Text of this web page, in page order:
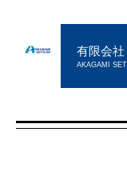
有限会
AKAGAMI